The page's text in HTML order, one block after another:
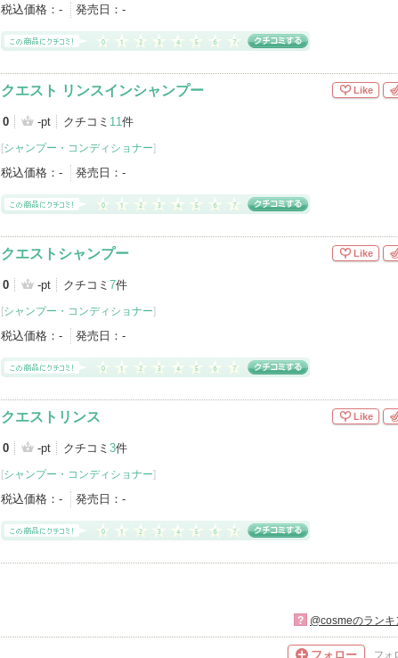
税込価格： - 発売日： -
クエスト リンスインシャンプー
0 -pt クチコミ 11件
[シャンプー・コンディショナー]
税込価格： - 発売日： -
Like
クエストシャンプー
0 -pt クチコミ 7件
[シャンプー・コンディショナー]
税込価格： - 発売日： -
Like
クエストリンス
0 -pt クチコミ 3件
[シャンプー・コンディショナー]
税込価格： - 発売日： -
Like
? @cosmeのランキ
フォロー フォ